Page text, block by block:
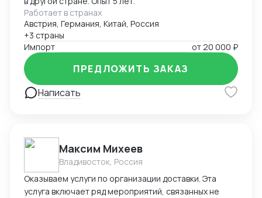
Работает в странах
Австрия, Германия, Китай, Россия
+3 страны
Импорт
от20 000 ₽
Написать
ПРЕДЛОЖИТЬ ЗАКАЗ
Максим Михеев
Владивосток, Россия
Оказываем услуги по организации доставки. Эта
услуга включает ряд мероприятий, связанных не